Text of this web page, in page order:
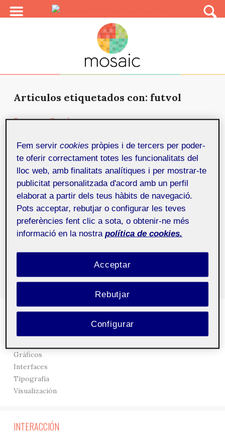
Articulos etiquetados con: futvol
Francesc Gomà 15 de febrer de 2002
de PartNet, empresa de Internet de MediaPark que
agrupa dis...
Rodolfo García 15 de febrer de 2002
Rodolfo García es Director de Operaciones de
PartNeT, empresa de Internet de MediaPark. Tiene 30
años y es Ing...
DISEÑO
Gráficos
Interfaces
Tipografía
Visualización
INTERACCIÓN
Fem servircookies pròpies i de tercers per poder-
te oferir correctament totes les funcionalitats del
lloc web, amb finalitats analítiques i per mostrar-te
publicitat personalitzada d'acord amb un perfil
elaborat a partir dels teus hàbits de navegació.
Pots acceptar, rebutjar o configurar les teves
preferències fent clic a sota, o obtenir-ne més
informació en la nostra política de cookies.
Rebutjar
Acceptar
Configurar